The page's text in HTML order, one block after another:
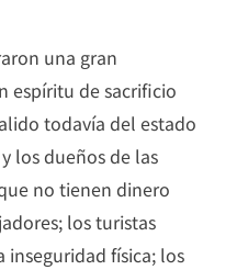
una gran
espíritu de sacrificio
todavía del estado
los dueños de las
no tienen dinero
los turistas
inseguridad física; los